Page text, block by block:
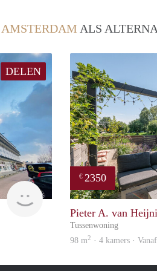
AMSTERDAM ALS
DELEN
Great Expatation
€ 2350
Pieter A. van
Tussenwoning
98 m2 · 4 kamers ·